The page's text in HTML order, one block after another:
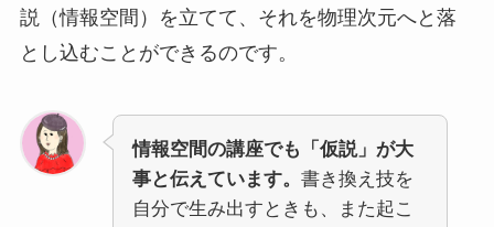
説（情報空間）を立てて、それを物理次元へと落
とし込むことができるのです。
情報空間の講座でも「仮説」が大
事と伝えています。 書き換え技を
自分で生み出すときも、また起こ